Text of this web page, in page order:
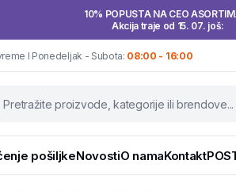
10% POPUSTA NA CEO
Akcija traje od 15. 07. još:
I Ponedeljak - Subota: 08:00 - 16:00
pošiljkeNovostiO namaKontakt